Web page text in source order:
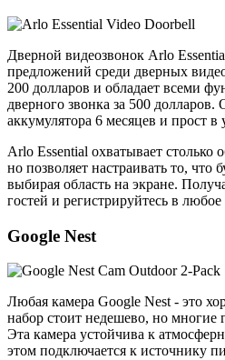
Дверной видеозвонок Arlo
предложений среди дверных
200 долларов и обладает всеми
дверного звонка за 500 долларов.
аккумулятора 6 месяцев и прост в
Arlo Essential охватывает столько
но позволяет настраивать то, что
выбирая область на экране.
гостей и регистрируйтесь в
Google Nest
Любая камера Google Nest - это
набор стоит недешево, но многие
Эта камера устойчива к
этом подключается к источнику